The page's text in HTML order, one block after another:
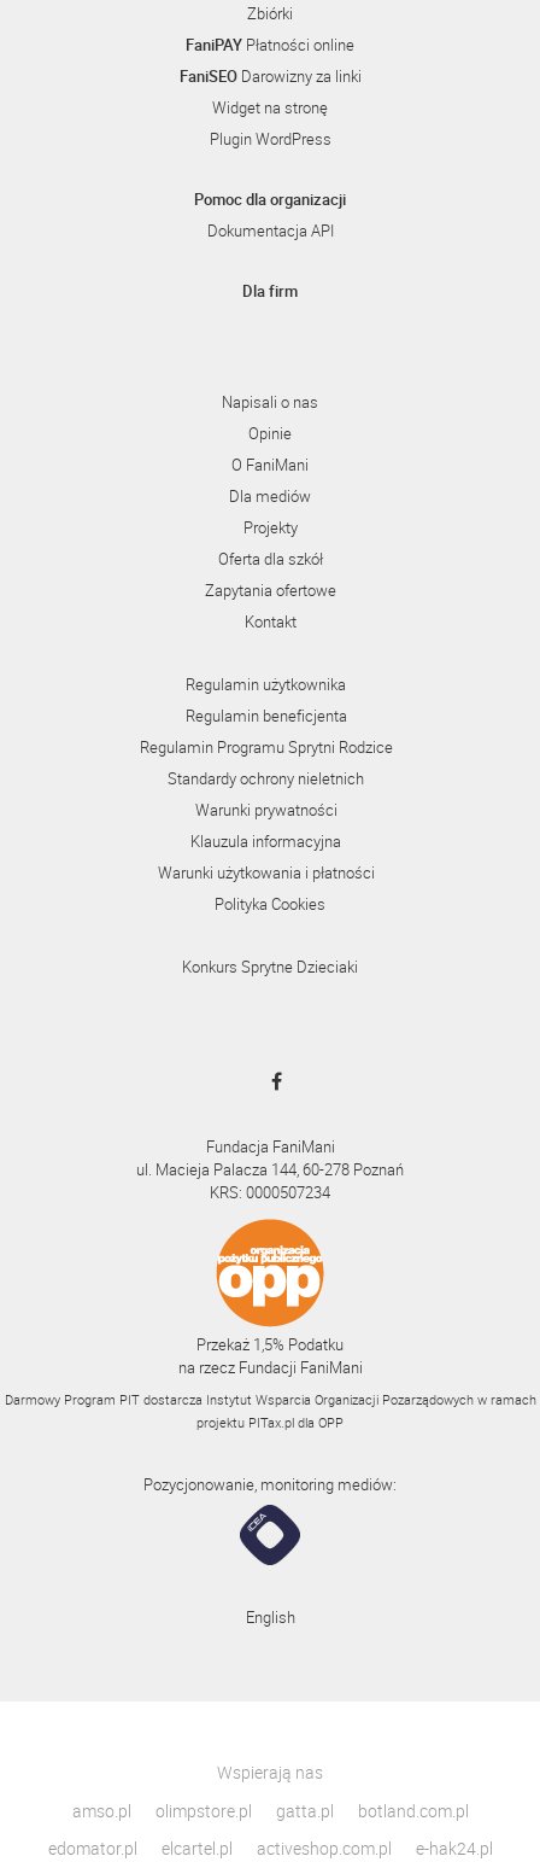
Zbiórki
FaniPAY Płatności online
FaniSEODarowizny za linki
Widget na stronę
Plugin WordPress
Pomoc dla organizacji
Dokumentacja API
Dla firm
Napisali o nas
Opinie
O FaniMani
Dla mediów
Projekty
Oferta dla szkół
Zapytania ofertowe
Kontakt
Regulamin użytkownika
Regulamin beneficjenta
Regulamin Programu Sprytni Rodzice
Standardy ochrony nieletnich
Warunki prywatności
Klauzula informacyjna
Warunki użytkowania i płatności
Polityka Cookies
Konkurs Sprytne Dzieciaki
Fundacja FaniMani
ul. Macieja Palacza 144, 60-278 Poznań
KRS: 0000507234
Przekaż 1,5% Podatku
na rzecz Fundacji FaniMani
Darmowy Program PIT dostarcza Instytut Wsparcia Organizacji Pozarządowych w ramach
projektu PITax.pl dla OPP
Pozycjonowanie, monitoring mediów:
English
Wspierają nas
amso.pl
olimpstore.pl gatta.pl
botland.com.pl
edomator.pl
elcartel.pl activeshop.com.pl e-hak24.pl